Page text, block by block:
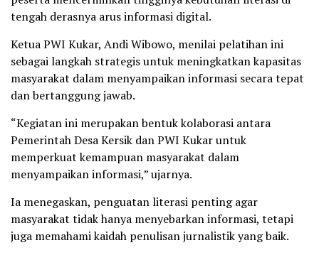
tengah derasnya arus informasi digital.
Ketua PWI Kukar, Andi Wibowo, menilai pelatihan ini
sebagai langkah strategis untuk meningkatkan kapasitas
masyarakat dalam menyampaikan informasi secara tepat
dan bertanggung jawab.
“Kegiatan ini merupakan bentuk kolaborasi antara
Pemerintah Desa Kersik dan PWI Kukar untuk
memperkuat kemampuan masyarakat dalam
menyampaikan informasi,” ujarnya.
Ia menegaskan, penguatan literasi penting agar
masyarakat tidak hanya menyebarkan informasi, tetapi
juga memahami kaidah penulisan jurnalistik yang baik.